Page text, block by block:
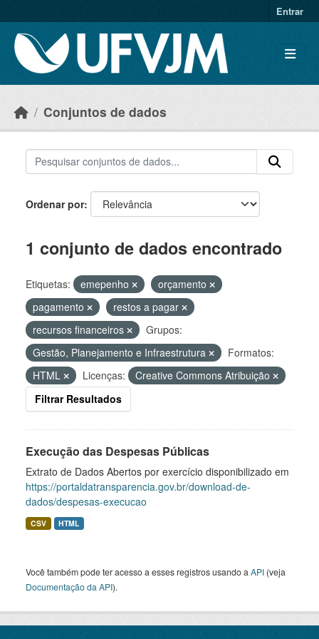
Entrar
Conjuntos de dados
Ordenar por
1 conjunto de dados encontrado
Etiquetas: emepenho
orçamento
pagamento
restos a pagar
recursos financeiros
Grupos:
Gestão, Planejamento e Infraestrutura
Formatos:
HTML
Licenças:
Creative Commons Atribuição
Filtrar Resultados
Execução das Despesas Públicas
Extrato de Dados Abertos por exercício disponibilizado em
https://portaldatransparencia.gov.br/download-de-
dados/despesas-execucao
CSV HTML
Você também pode ter acesso a esses registros usando a API (veja
Documentação da API).